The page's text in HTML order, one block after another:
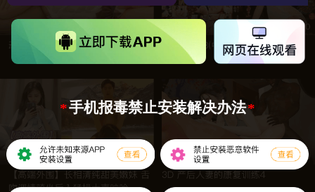
手机报毒禁止安装解决办法